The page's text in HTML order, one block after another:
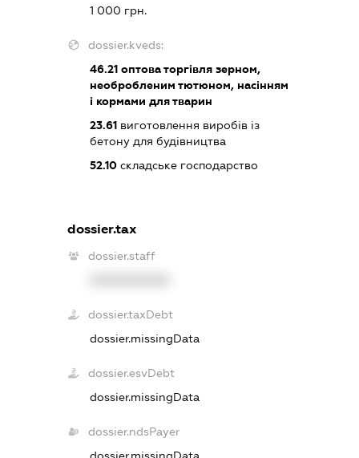
1 000 грн.
dossier.kveds:
46.21 оптова торгівля зерном,
необробленим тютюном, насінням
і кормами для тварин
23.61 виготовлення виробів із
бетону для будівництва
52.10 складське господарство
dossier.tax
dossier.staff
dossier.taxDebt
dossier.missingData
dossier.esvDebt
dossier.missingData
dossier.ndsPayer